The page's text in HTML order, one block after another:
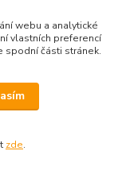
zaevidovat
technického
webu a analytické
vlastních preferencí
spodní části stránek.
zde.